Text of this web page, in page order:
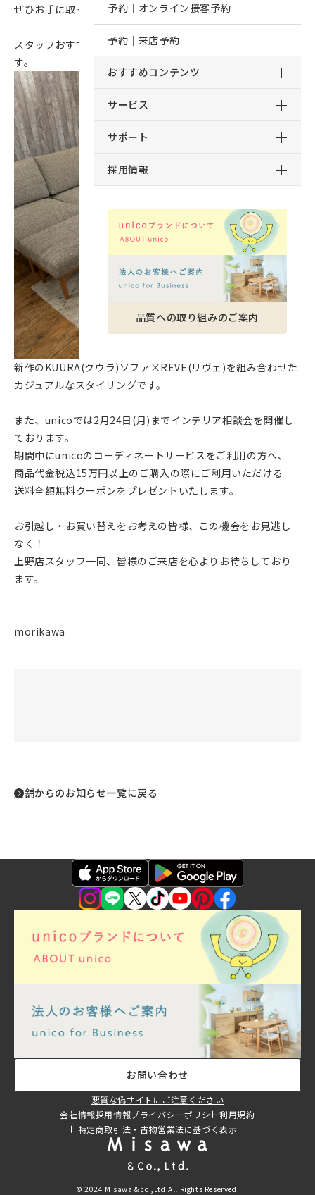
予約｜オンライン接客予約
予約｜来店予約
おすすめコンテンツ
サービス
サポート
採用情報
品質への取り組みのご案内
ぜひお手に取ってご覧くださいませ♪
スタッフおすすめのページをスタイリングと共にご紹介しま
す。
新作のKUURA(クウラ)ソファ×REVE(リヴェ)を組み合わせた
カジュアルなスタイリングです。
また、unicoでは2月24日(月)までインテリア相談会を開催し
ております。
期間中にunicoのコーディネートサービスをご利用の方へ、
商品代金税込15万円以上のご購入の際にご利用いただける
送料全額無料クーポンをプレゼントいたします。
お引越し・お買い替えをお考えの皆様、この機会をお見逃し
なく！
上野店スタッフ一同、皆様のご来店を心よりお待ちしており
ます。
morikawa
店舗からのお知らせ一覧に戻る
お問い合わせ
悪質な偽サイトにご注意ください
会社情報採用情報プライバシーポリシー利用規約
特定商取引法・古物営業法に基づく表示
© 2024 Misawa & co.,Ltd.All Rights Reserved.